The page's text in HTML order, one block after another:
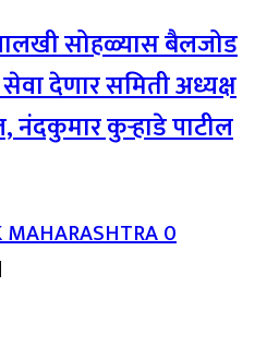
सोहळ्यास बैलजोड
देणार समिती अध्यक्ष
नंदकुमार कुऱ्हाडे पाटील
MAHARASHTRA0